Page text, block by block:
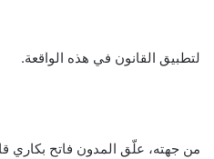
لتطبيق القانون في هذه الواقعة.
من جهته، علّق المدون فاتح بكاري